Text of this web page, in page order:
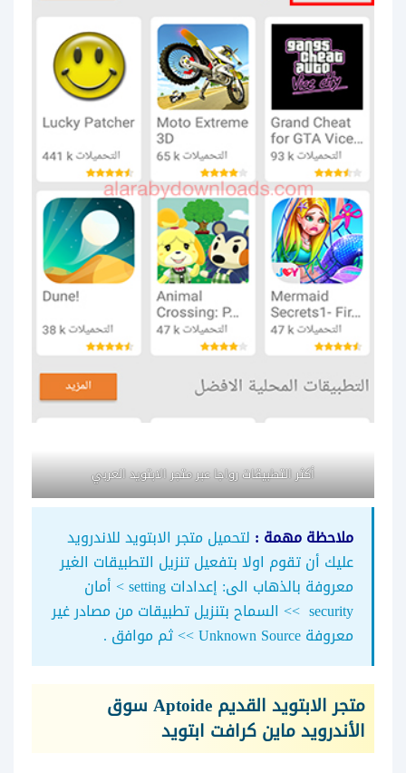
أكثر التطبيقات رواجا عبر متجر الابتويد العربي
ملاحظة مهمة : لتحميل متجر الابتويد للاندرويد
عليك أن تقوم اولا بتفعيل تنزيل التطبيقات الغير
معروفة بالذهاب الى: إعدادات setting > أمان
security >> السماح بتنزيل تطبيقات من مصادر غير
معروفة Unknown Source >> ثم موافق .
متجر الابتويد القديم Aptoide سوق
الأندرويد ماين كرافت ابتويد